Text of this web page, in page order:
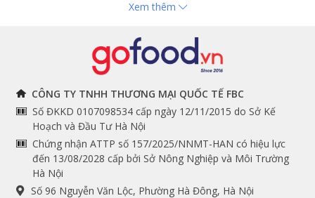
toán
Tuyển dụng
THÔNG TIN
Chính sách và quy định
chung
Hướng dẫn đặt hàng
Cam kết chất lượng
THEO DÕI NGAY
Facebook
Instagram
Youtube
Tiktok
Xem thêm
CÔNG TY TNHH THƯƠNG MẠI QUỐC TẾ FBC
Số ĐKKD 0107098534 cấp ngày 12/11/2015 do Sở Kế
Hoạch và Đầu Tư Hà Nội
Chứng nhận ATTP số 157/2025/NNMT-HAN có hiệu lực
đến 13/08/2028 cấp bởi Sở Nông Nghiệp và Môi Trường
Hà Nội
Số 96 Nguyễn Văn Lộc, Phường Hà Đông, Hà Nội